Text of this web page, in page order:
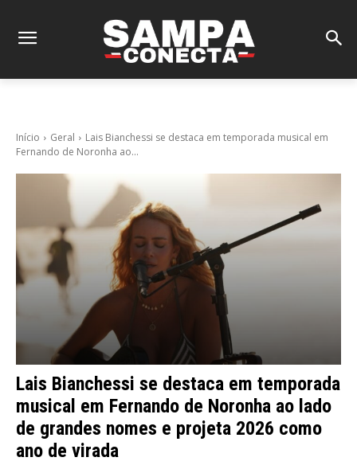
Início Geral
Lais Bianchessi se destaca em temporada musical em
Fernando de Noronha ao...
Lais Bianchessi se destaca em temporada
musical em Fernando de Noronha ao lado
de grandes nomes e projeta 2026 como
ano de virada